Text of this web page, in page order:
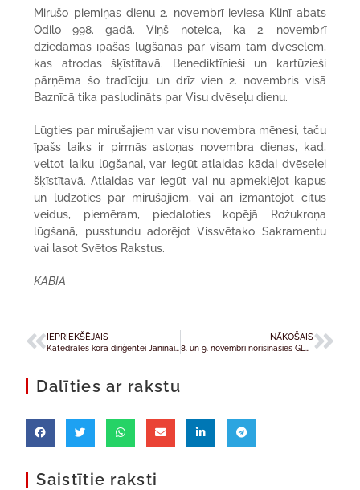
Mirušo piemiņas dienu 2. novembrī ieviesa Klinī abats
Odilo 998. gadā. Viņš noteica, ka 2. novembrī
dziedamas īpašas lūgšanas par visām tām dvēselēm,
kas atrodas šķīstītavā. Benediktīnieši un kartūzieši
pārņēma šo tradīciju, un drīz vien 2. novembris visā
Baznīcā tika pasludināts par Visu dvēseļu dienu.
Lūgties par mirušajiem var visu novembra mēnesi, taču
īpašs laiks ir pirmās astoņas novembra dienas, kad,
veltot laiku lūgšanai, var iegūt atlaidas kādai dvēselei
šķīstītavā. Atlaidas var iegūt vai nu apmeklējot kapus
un lūdzoties par mirušajiem, vai arī izmantojot citus
veidus, piemēram, piedaloties kopējā Rožukroņa
lūgšanā, pusstundu adorējot Vissvētako Sakramentu
vai lasot Svētos Rakstus.
KABIA
IEPRIEKŠĒJAIS NĀKOŠAIS
Dalīties ar rakstu
Saistītie raksti